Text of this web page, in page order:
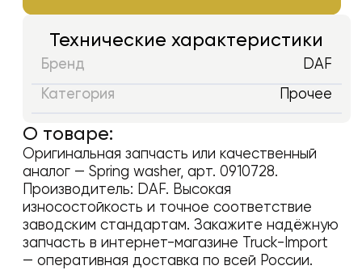
Технические характеристики
Бренд DAF
Категория Прочее
О товаре:
Оригинальная запчасть или качественный
аналог — Spring washer, арт. 0910728.
Производитель: DAF. Высокая
износостойкость и точное соответствие
заводским стандартам. Закажите надёжную
запчасть в интернет-магазине Truck-Import
— оперативная доставка по всей России.